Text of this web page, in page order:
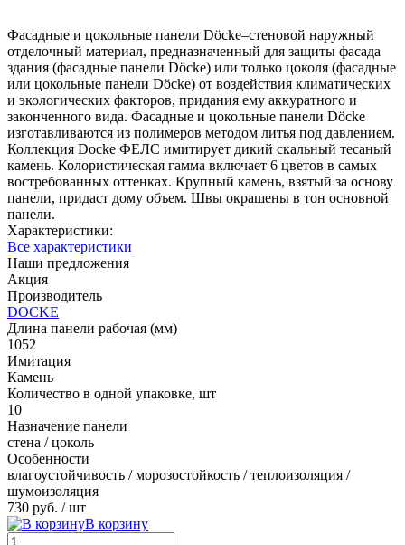
Фасадные и цокольные панели Döcke–стеновой наружный
отделочный материал, предназначенный для защиты фасада
здания (фасадные панели Döcke) или только цоколя (фасадные
или цокольные панели Döcke) от воздействия климатических
и экологических факторов, придания ему аккуратного и
законченного вида. Фасадные и цокольные панели Döcke
изготавливаются из полимеров методом литья под давлением.
Коллекция Docke ФЕЛС имитирует дикий скальный тесаный
камень. Колористическая гамма включает 6 цветов в самых
востребованных оттенках. Крупный камень, взятый за основу
панели, придаст дому объем. Швы окрашены в тон основной
панели.
Характеристики:
Все характеристики
Наши предложения
Акция
Производитель
DOCKE
Длина панели рабочая (мм)
1052
Имитация
Камень
Количество в одной упаковке, шт
10
Назначение панели
стена / цоколь
Особенности
влагоустойчивость / морозостойкость / теплоизоляция /
шумоизоляция
730 руб. / шт
В корзину